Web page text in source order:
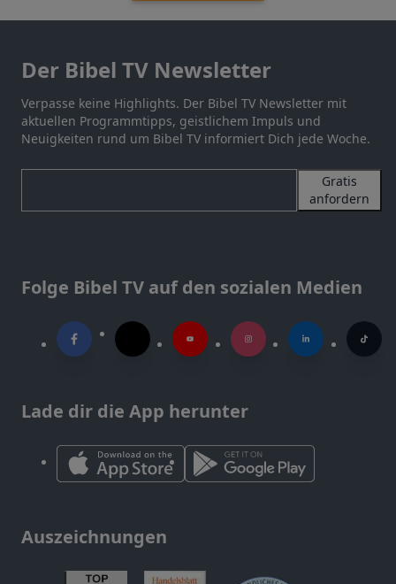
Der Bibel TV Newsletter
Verpasse keine Highlights. Der Bibel TV Newsletter mit
aktuellen Programmtipps, geistlichem Impuls und
Neuigkeiten rund um Bibel TV informiert Dich jede Woche.
Gratis
anfordern
Folge Bibel TV auf den sozialen Medien
Lade dir die App herunter
Auszeichnungen